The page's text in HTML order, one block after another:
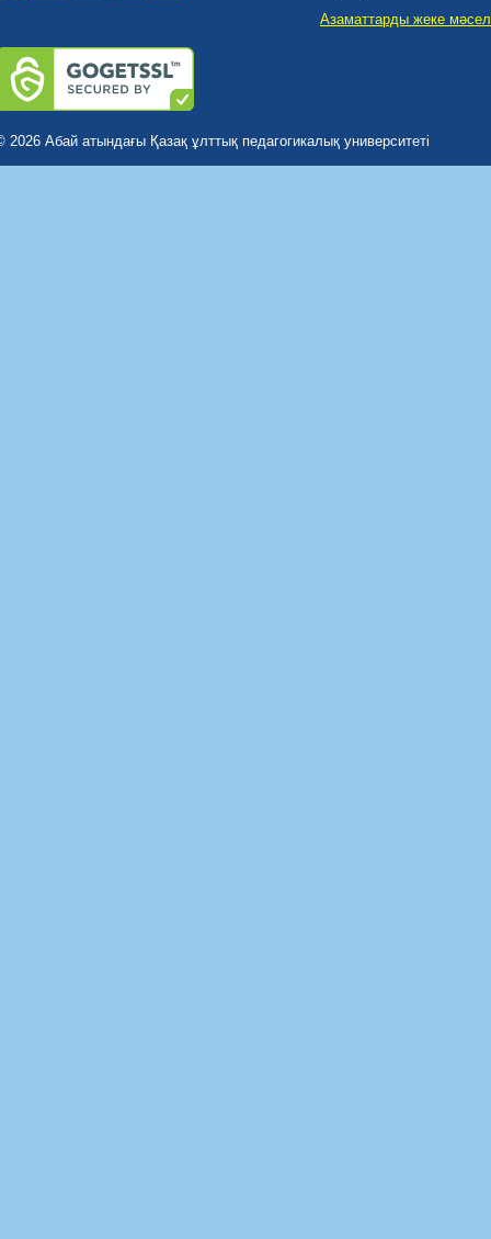
Азаматтарды жеке
2026 Абай атындағы Қазақ ұлттық педагогикалық университеті